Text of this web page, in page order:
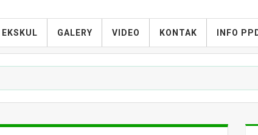
EKSKUL GALERY VIDEO KONTAK INFO